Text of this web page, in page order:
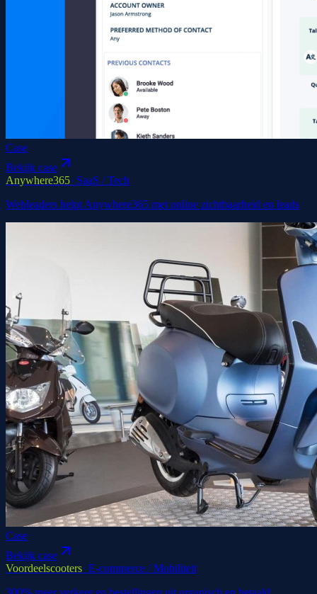
Case
Bekijk case
Anywhere365· SaaS / Tech
Webleaders helpt Anywhere365 met online zichtbaarheid en leads
Case
Bekijk case
Voordeelscooters· E-commerce / Mobiliteit